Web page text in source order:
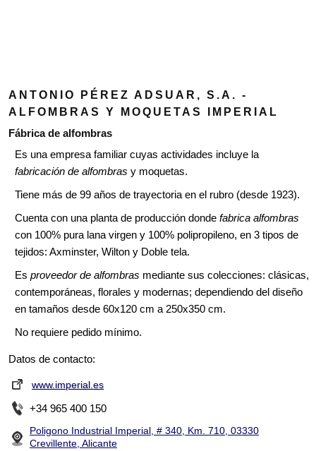
ANTONIO PÉREZ ADSUAR, S.A. -
ALFOMBRAS Y MOQUETAS IMPERIAL
Fábrica de alfombras
Es una empresa familiar cuyas actividades incluye la
fabricación de alfombras y moquetas.
Tiene más de 99 años de trayectoria en el rubro (desde 1923).
Cuenta con una planta de producción donde fabrica alfombras
con 100% pura lana virgen y 100% polipropileno, en 3 tipos de
tejidos: Axminster, Wilton y Doble tela.
Es proveedor de alfombras mediante sus colecciones: clásicas,
contemporáneas, florales y modernas; dependiendo del diseño
en tamaños desde 60x120 cm a 250x350 cm.
No requiere pedido mínimo.
Datos de contacto:
www.imperial.es
+34 965 400 150
Poligono Industrial Imperial, # 340, Km. 710, 03330
Crevillente, Alicante